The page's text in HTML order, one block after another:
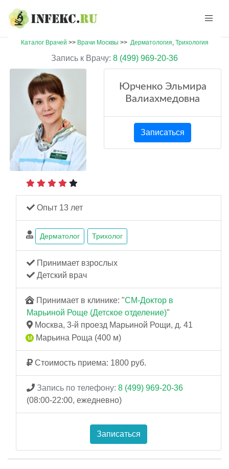
Каталог Врачей >> Врачи Москвы >> Дерматология, Трихология
Запись к Врачу: 8 (499) 969-20-36
Юрченко Эльмира
Валиахмедовна
Записаться
Опыт 13 лет
Дерматолог Трихолог
Принимает взрослых
Детский врач
Принимает в клинике: "СМ-Доктор в
Марьиной Роще (Детское отделение)"
Москва, 3-й проезд Марьиной Рощи, д. 41
Марьина Роща (400 м)
Стоимость приема: 1800 руб.
Запись по телефону: 8 (499) 969-20-36
(08:00-22:00, ежедневно)
Записаться